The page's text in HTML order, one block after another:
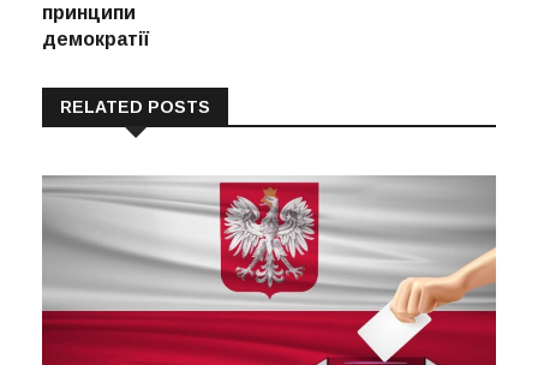
принципи
демократії
RELATED POSTS